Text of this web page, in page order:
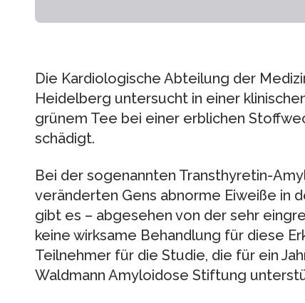
Die Kardiologische Abteilung der
Heidelberg untersucht in einer
grünem Tee bei einer erblichen
schädigt.
Bei der sogenannten Transthyretin-
veränderten Gens abnorme Eiweiße in
gibt es – abgesehen von der sehr
keine wirksame Behandlung für diese
Teilnehmer für die Studie, die für ein
Waldmann Amyloidose Stiftung